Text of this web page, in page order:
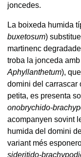
joncedes.
La boixeda humida
buxetosum)
martinenc
troba la jonceda
Aphyllanthetum),
domini del carrascar
petita, es presenta
onobrychido-
acompanyen sovint
humida del domini
variant més
sideritido-